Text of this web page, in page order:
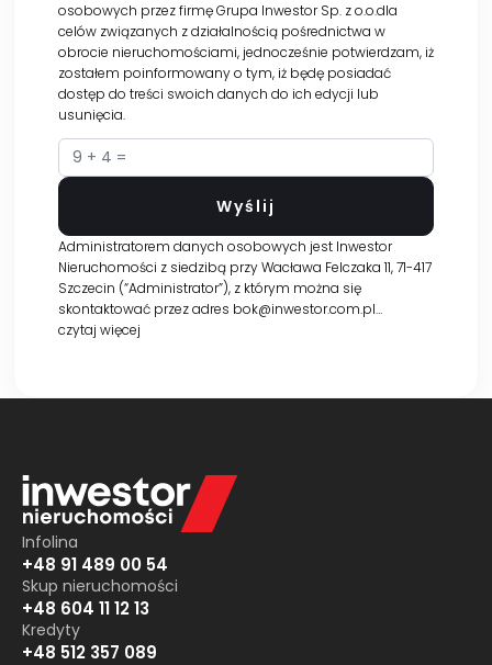
osobowych przez firmę Grupa Inwestor Sp. z o.o.dla
celów związanych z działalnością pośrednictwa w
obrocie nieruchomościami, jednocześnie potwierdzam, iż
zostałem poinformowany o tym, iż będę posiadać
dostęp do treści swoich danych do ich edycji lub
usunięcia.
Administratorem danych osobowych jest Inwestor
Nieruchomości z siedzibą przy Wacława Felczaka 11, 71-417
Szczecin (“Administrator”), z którym można się
skontaktować przez adres bok@inwestor.com.pl…
czytaj więcej
Infolina
+48 91 489 00 54
Skup nieruchomości
+48 604 11 12 13
Kredyty
+48 512 357 089